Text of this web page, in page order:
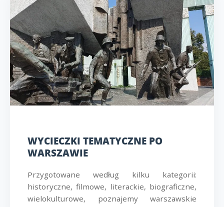
WYCIECZKI TEMATYCZNE PO
WARSZAWIE
Przygotowane według kilku kategorii:
historyczne, filmowe, literackie, biograficzne,
wielokulturowe, poznajemy warszawskie